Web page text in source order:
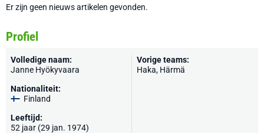
Er zijn geen nieuws artikelen gevonden.
Profiel
Volledige naam:
Janne Hyökyvaara
Nationaliteit:
Finland
Leeftijd:
52 jaar (29 jan. 1974)
Vorige teams:
Haka, Härmä